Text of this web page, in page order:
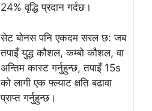
24% वृद्धि प्रदान गर्दछ।
सेट बोनस पनि एकदम सरल छ: जब
तपाइँ युद्ध कौशल, कम्बो कौशल, वा
अन्तिम कास्ट गर्नुहुन्छ, तपाइँ 15s
को लागी एक फ्ल्याट क्षति बढावा
प्राप्त गर्नुहुन्छ।